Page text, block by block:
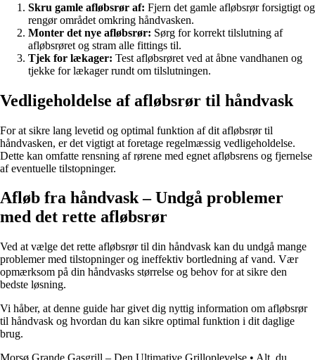
Skru gamle afløbsrør af: Fjern det gamle afløbsrør forsigtigt og
rengør området omkring håndvasken.
Monter det nye afløbsrør: Sørg for korrekt tilslutning af
afløbsrøret og stram alle fittings til.
Tjek for lækager: Test afløbsrøret ved at åbne vandhanen og
tjekke for lækager rundt om tilslutningen.
Vedligeholdelse af afløbsrør til håndvask
For at sikre lang levetid og optimal funktion af dit afløbsrør til
håndvasken, er det vigtigt at foretage regelmæssig vedligeholdelse.
Dette kan omfatte rensning af rørene med egnet afløbsrens og fjernelse
af eventuelle tilstopninger.
Afløb fra håndvask – Undgå problemer
med det rette afløbsrør
Ved at vælge det rette afløbsrør til din håndvask kan du undgå mange
problemer med tilstopninger og ineffektiv bortledning af vand. Vær
opmærksom på din håndvasks størrelse og behov for at sikre den
bedste løsning.
Vi håber, at denne guide har givet dig nyttig information om afløbsrør
til håndvask og hvordan du kan sikre optimal funktion i dit daglige
brug.